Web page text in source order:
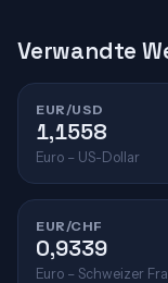
Verwandte
EUR/USD
1,1558
Euro – US-Dollar
EUR/CHF
0,9339
Euro – Schweizer